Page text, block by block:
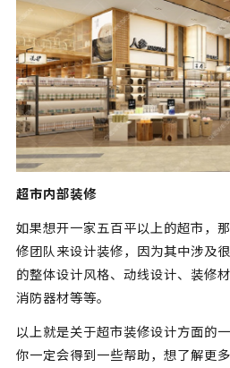
超市内部装修
如果想开一家五百平以上的超市，
修团队来设计装修，因为其中涉及
的整体设计风格、动线设计、装修
消防器材等等。
以上就是关于超市装修设计方面的
你一定会得到一些帮助，想了解更